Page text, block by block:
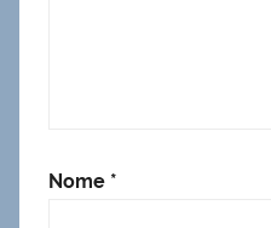
Nome *